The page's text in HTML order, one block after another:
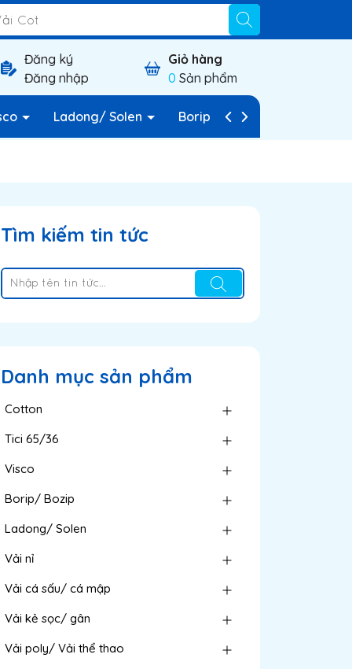
Đăng ký
Đăng nhập
Giỏ hàng
0 Sản phẩm
Ladong/ Solen Borip Vải nỉ
Tìm kiếm tin tức
Danh mục sản phẩm
Cotton
Tici 65/36
Visco
Borip/ Bozip
Ladong/ Solen
Vải nỉ
Vải cá sấu/ cá mập
Vải kẻ sọc/ gân
Vải poly/ Vải thể thao